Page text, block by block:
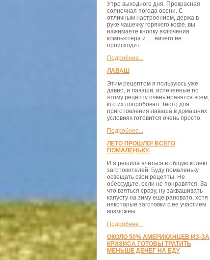
Утро выходного дня. Прекрасная
солнечная погода осени. С
отличным настроением, держа в
руке чашечку горячего кофе, вы
нажимаете кнопку включения
компьютера и … ничего не
происходит.
Подробнее...
ЛАВАШ
Этим рецептом я пользуюсь уже
давно, и лаваши, испеченные по
этому рецепту очень нравятся всем,
кто их попробовал. Тесто для
приготовления лаваша в домашних
условиях готовится очень просто.
Подробнее...
ЛЕТО ПРОШЛО! ВСЕГО
ПОМАЛЕНЬКУ.
И я решила влиться в общую колею
заготовителей. Буду помаленьку
освещать свои рецепты. Не
обессудьте, если не понравятся. За
что взяться сразу, ну заквашивать
капусту на зиму еще рановато, хотя
некоторые заготовки с ее участием
возможны.
Подробнее...
ОКОЛО 50% АМЕРИКАНЦЕВ ИЗ-ЗА
КРИЗИСА ГОТОВЫ ТРАТИТЬ
МЕНЬШЕ ДЕНЕГ НА ЕДУ